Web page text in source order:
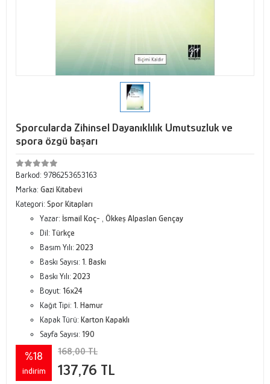
Sporcularda Zihinsel Dayanıklılık Umutsuzluk ve
spora özgü başarı
Barkod: 9786253653163
Marka: Gazi Kitabevi
Kategori: Spor Kitapları
Yazar: İsmail Koç-
Ökkeş Alpaslan Gençay
Dil: Türkçe
Basım Yılı: 2023
Baskı Sayısı: 1. Baskı
Baskı Yılı: 2023
Boyut: 16x24
Kağıt Tipi: 1. Hamur
Kapak Türü: Karton Kapaklı
Sayfa Sayısı: 190
%18
indirim
168,00 TL
137,76 TL